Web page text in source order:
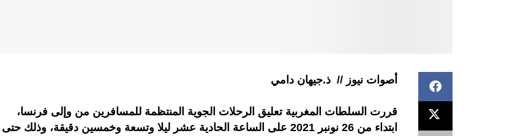
أصوات نيوز // ذ.جيهان دامي
قررت السلطات المغربية تعليق الرحلات الجوية المنتظمة للمسافرين من وإلى فرنسا،
ابتداء من 26 نونبر 2021 على الساعة الحادية عشر ليلا وتسعة وخمسين دقيقة، وذلك حتى